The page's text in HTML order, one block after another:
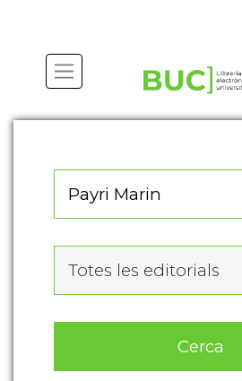
Totes les editorials
Cerca